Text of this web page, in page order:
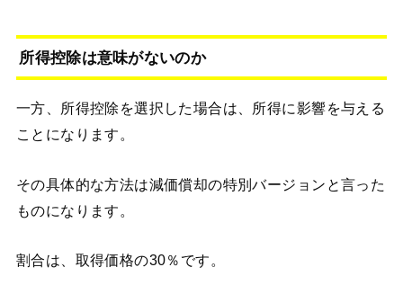
所得控除は意味がないのか
一方、所得控除を選択した場合は、所得に影響を与える
ことになります。
その具体的な方法は減価償却の特別バージョンと言った
ものになります。
割合は、取得価格の30％です。